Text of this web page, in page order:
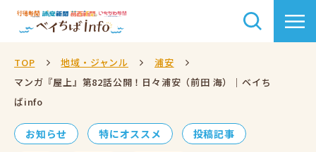
TOP 地域・ジャンル
浦安
マンガ『屋上』第82話公開！日々浦安（前田 海）｜ベイち
ばinfo
お知らせ 特にオススメ 投稿記事